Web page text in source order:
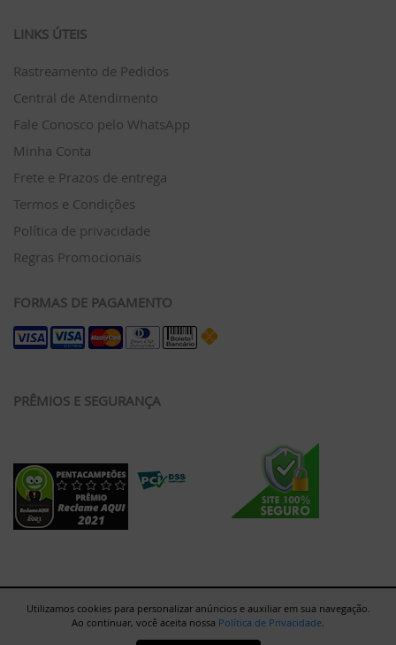
LINKS ÚTEIS
Rastreamento de Pedidos
Central de Atendimento
Fale Conosco pelo WhatsApp
Minha Conta
Frete e Prazos de entrega
Termos e Condições
Política de privacidade
Regras Promocionais
FORMAS DE PAGAMENTO
PRÊMIOS E SEGURANÇA
Utilizamos cookies para personalizar anúncios e auxiliar em sua navegação.
Ao continuar, você aceita nossa Política de Privacidade.